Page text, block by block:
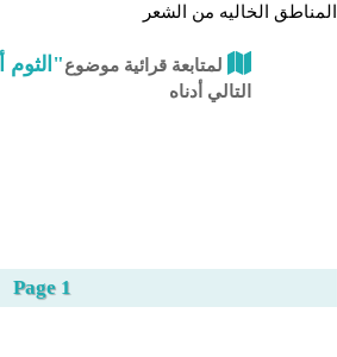
المناطق الخاليه من الشعر
لمتابعة قرائية موضوع
التالي أدناه
Page 1